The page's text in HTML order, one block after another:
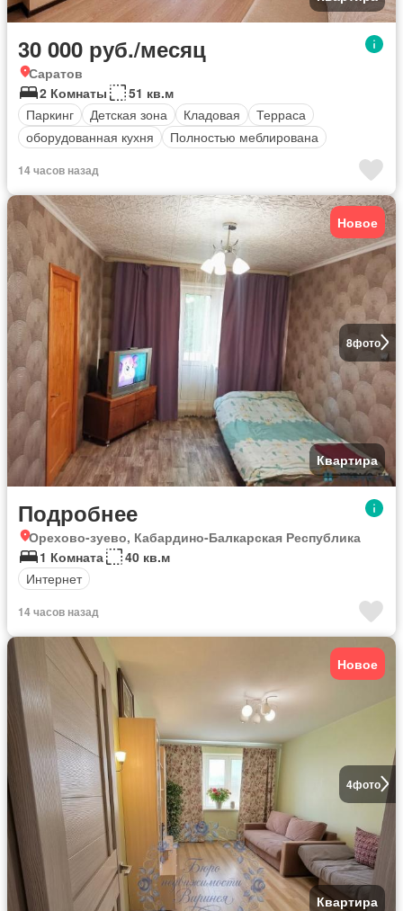
30 000 руб./месяц
Саратов
2 Комнаты
51 кв.м
Паркинг
Детская зона Кладовая
Терраса
оборудованная кухня
Полностью меблирована
14 часов назад
8фото
Новое
Квартира
Подробнее
Орехово-зуево, Кабардино-Балкарская Республика
1 Комната
40 кв.м
Интернет
14 часов назад
4фото
Новое
Квартира